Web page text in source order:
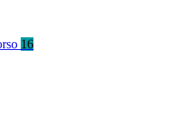
16